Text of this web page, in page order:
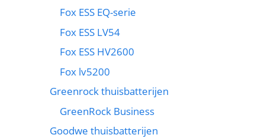
Fox ESS EQ-serie
Fox ESS LV54
Fox ESS HV2600
Fox lv5200
Greenrock thuisbatterijen
GreenRock Business
Goodwe thuisbatterijen